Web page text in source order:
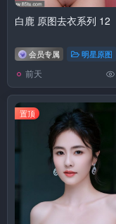
白鹿 原图去衣系列 12
会员专属 明星原图
前天
置顶